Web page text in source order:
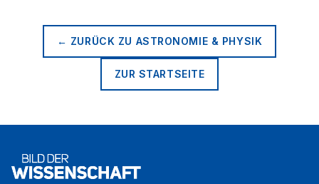
← ZURÜCK ZU ASTRONOMIE & PHYSIK
ZUR STARTSEITE